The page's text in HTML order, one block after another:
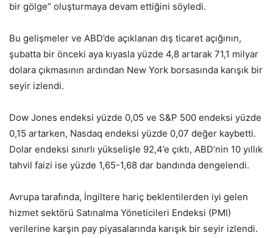
bir gölge” oluşturmaya devam ettiğini söyledi.
Bu gelişmeler ve ABD’de açıklanan dış ticaret açığının,
şubatta bir önceki aya kıyasla yüzde 4,8 artarak 71,1 milyar
dolara çıkmasının ardından New York borsasında karışık bir
seyir izlendi.
Dow Jones endeksi yüzde 0,05 ve S&P 500 endeksi yüzde
0,15 artarken, Nasdaq endeksi yüzde 0,07 değer kaybetti.
Dolar endeksi sınırlı yükselişle 92,4’e çıktı, ABD’nin 10 yıllık
tahvil faizi ise yüzde 1,65-1,68 dar bandında dengelendi.
Avrupa tarafında, İngiltere hariç beklentilerden iyi gelen
hizmet sektörü Satınalma Yöneticileri Endeksi (PMI)
verilerine karşın pay piyasalarında karışık bir seyir izlendi.